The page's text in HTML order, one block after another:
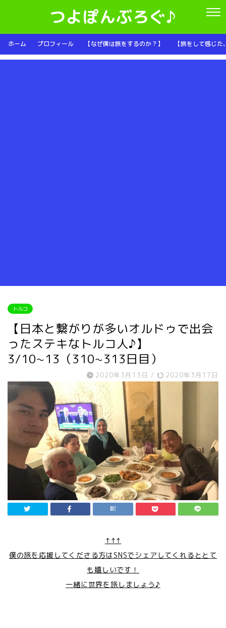
つよぽんぶろぐ♪
ホーム プロフィール 【なぜ僕は旅をするのか？】 【旅をして感じ
トルコ
【日本と繋がりが多いオルドゥで出会
ったステキなトルコ人♪】
3/10~13（310~313日目）
2020年3月13日 / 2020年3月17日
↑↑↑
僕の旅を応援してくださる方はSNSでシェアしてくれるととて
も嬉しいです！
一緒に世界を旅しましょう♪